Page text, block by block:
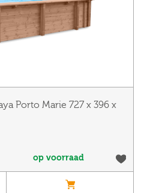
Porto Marie 727 x 396 x
op voorraad